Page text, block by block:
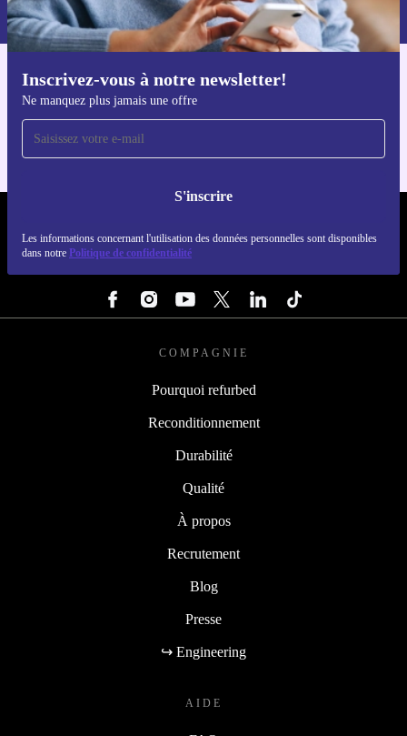
Inscrivez-vous à notre newsletter!
Ne manquez plus jamais une offre
S'inscrire
Les informations concernant l'utilisation des données personnelles sont disponibles
dans notre Politique de confidentialité
dans notre
politique de confidentialité.
Téléchargez l'application refurbed
Pour iOS et Android
COMPAGNIE
Pourquoi refurbed
Reconditionnement
Durabilité
Qualité
À propos
Recrutement
Blog
Presse
↪ Engineering
AIDE